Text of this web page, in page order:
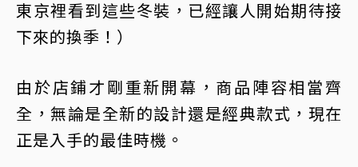
東京裡看到這些冬裝，已經讓人開始期待接
下來的換季！）
由於店鋪才剛重新開幕，商品陣容相當齊
全，無論是全新的設計還是經典款式，現在
正是入手的最佳時機。